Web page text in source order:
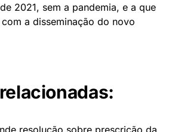
2021, sem a pandemia, e a que
a disseminação do novo